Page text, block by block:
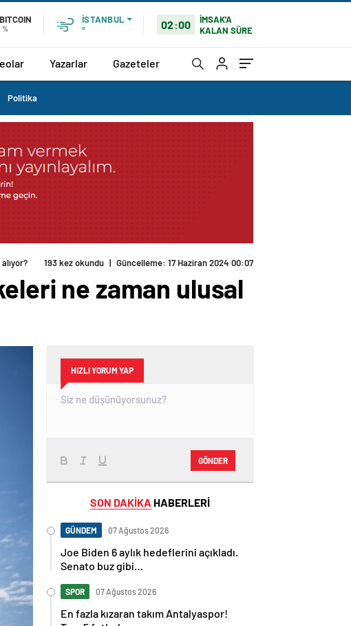
BITCOIN
%
İSTANBUL
°
02:00
İMSAK'A
KALAN SÜRE
Yazarlar Gazeteler
Politika
193 kez okundu | Güncelleme: 17 Haziran 2024 00:07
ne zaman ulusal
HIZLI YORUM YAP
GÖNDER
SON DAKİKA HABERLERİ
GÜNDEM 07 Ağustos 2026
Joe Biden 6 aylık hedeflerini açıkladı.
Senato buz gibi…
SPOR 07 Ağustos 2026
En fazla kızaran takım Antalyaspor!